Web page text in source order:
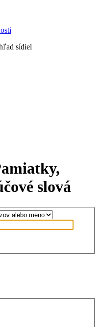
sídiel
slová